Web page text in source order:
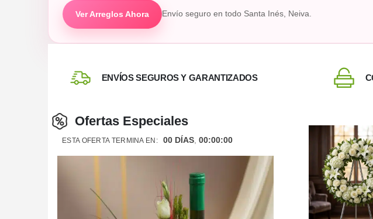
Ver Arreglos Ahora Envío seguro en todo Santa Inés, Neiva.
ENVÍOS SEGUROS Y GARANTIZADOS
Ofertas Especiales
ESTA OFERTA TERMINA EN: 00 DÍAS 00:00:00